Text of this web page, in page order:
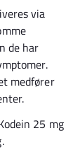
via
de har
medfører
25 mg